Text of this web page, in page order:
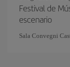
Festival de
escenario
Sala Convegni